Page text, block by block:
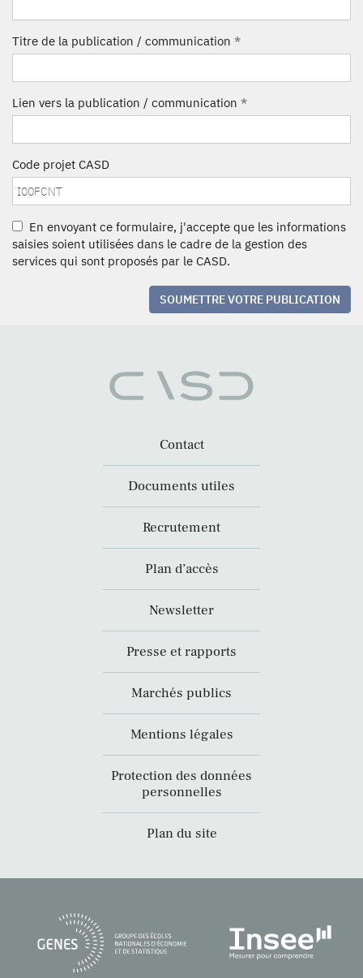
Titre de la publication / communication *
Lien vers la publication / communication *
Code projet CASD
En envoyant ce formulaire, j'accepte que les informations
saisies soient utilisées dans le cadre de la gestion des
services qui sont proposés par le CASD.
SOUMETTRE VOTRE PUBLICATION
Contact
Documents utiles
Recrutement
Plan d’accès
Newsletter
Presse et rapports
Marchés publics
Mentions légales
Protection des données
personnelles
Plan du site